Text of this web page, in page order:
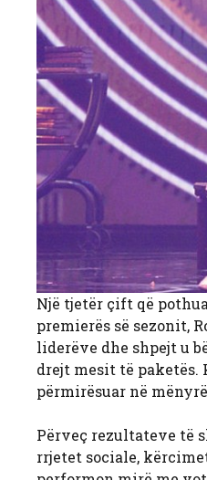
Një tjetër çift që
premierës së sezonit,
liderëve dhe shpejt u
drejt mesit të paketës.
përmirësuar në
Përveç rezultateve të
rrjetet sociale,